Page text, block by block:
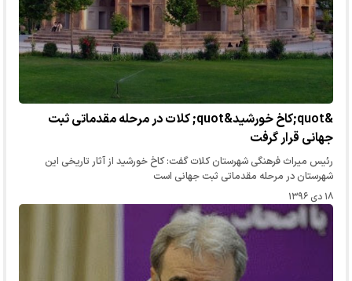
&quot;کاخ خورشید&quot; کلات در مرحله مقدماتی ثبت
جهانی قرار گرفت
رئیس میراث فرهنگی شهرستان کلات گفت: کاخ خورشید از آثار تاریخی این
شهرستان در مرحله مقدماتی ثبت جهانی است
۱۸ دی ۱۳۹۶